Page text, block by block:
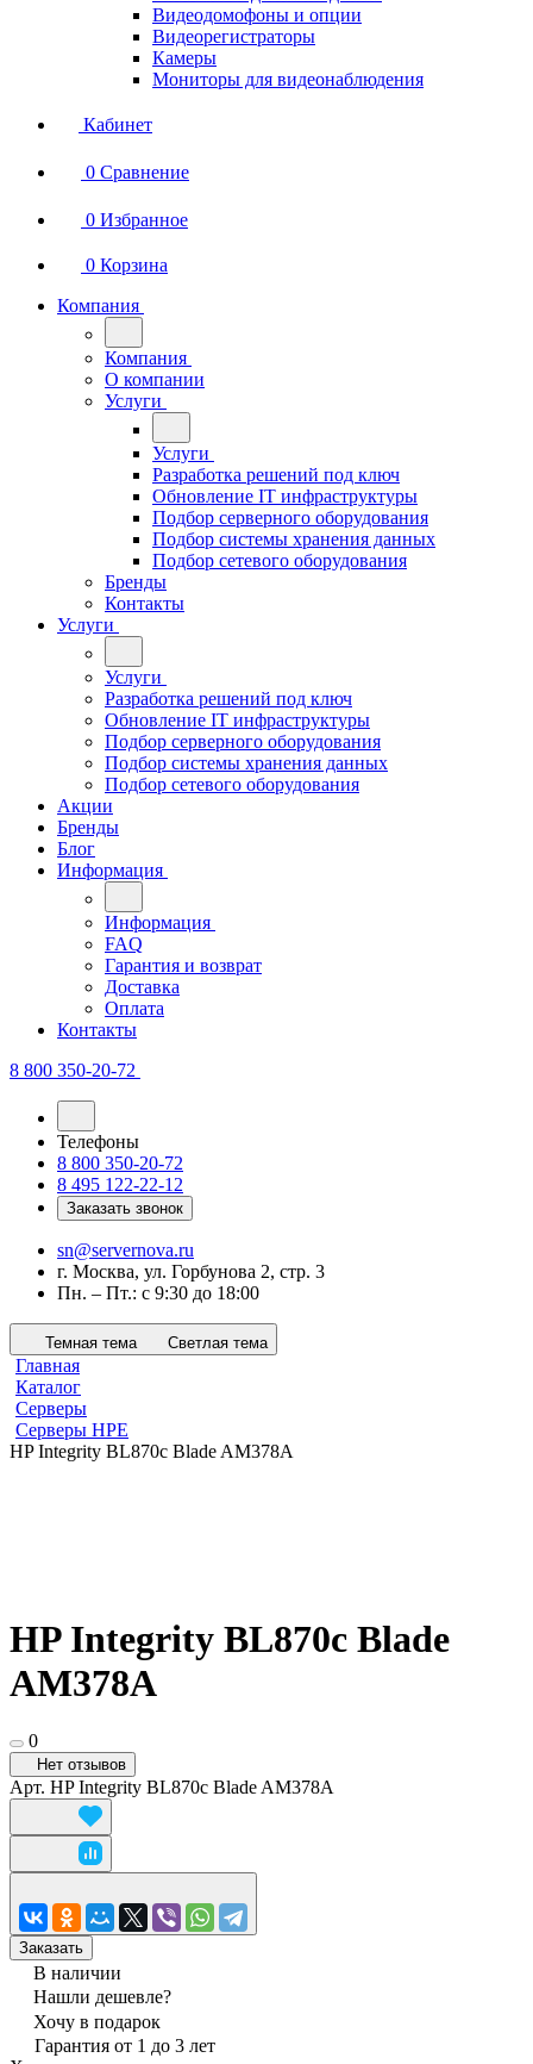
Видеодомофоны и опции
Видеорегистраторы
Камеры
Мониторы для видеонаблюдения
Кабинет
0 Сравнение
0 Избранное
0 Корзина
Компания
Компания
О компании
Услуги
Услуги
Разработка решений под ключ
Обновление IT инфраструктуры
Подбор серверного оборудования
Подбор системы хранения данных
Подбор сетевого оборудования
Бренды
Контакты
Услуги
Услуги
Разработка решений под ключ
Обновление IT инфраструктуры
Подбор серверного оборудования
Подбор системы хранения данных
Подбор сетевого оборудования
Акции
Бренды
Блог
Информация
Информация
FAQ
Гарантия и возврат
Доставка
Оплата
Контакты
8 800 350-20-72
Телефоны
8 800 350-20-72
8 495 122-22-12
Заказать звонок
sn@servernova.ru
г. Москва, ул. Горбунова 2, стр. 3
Пн. – Пт.: с 9:30 до 18:00
Темная тема Светлая тема
Главная
Каталог
Серверы
Серверы HPE
HP Integrity BL870c Blade AM378A
HP Integrity BL870c Blade
AM378A
0
Нет отзывов
Арт. HP Integrity BL870c Blade AM378A
Заказать
В наличии
Нашли дешевле?
Хочу в подарок
Гарантия от 1 до 3 лет